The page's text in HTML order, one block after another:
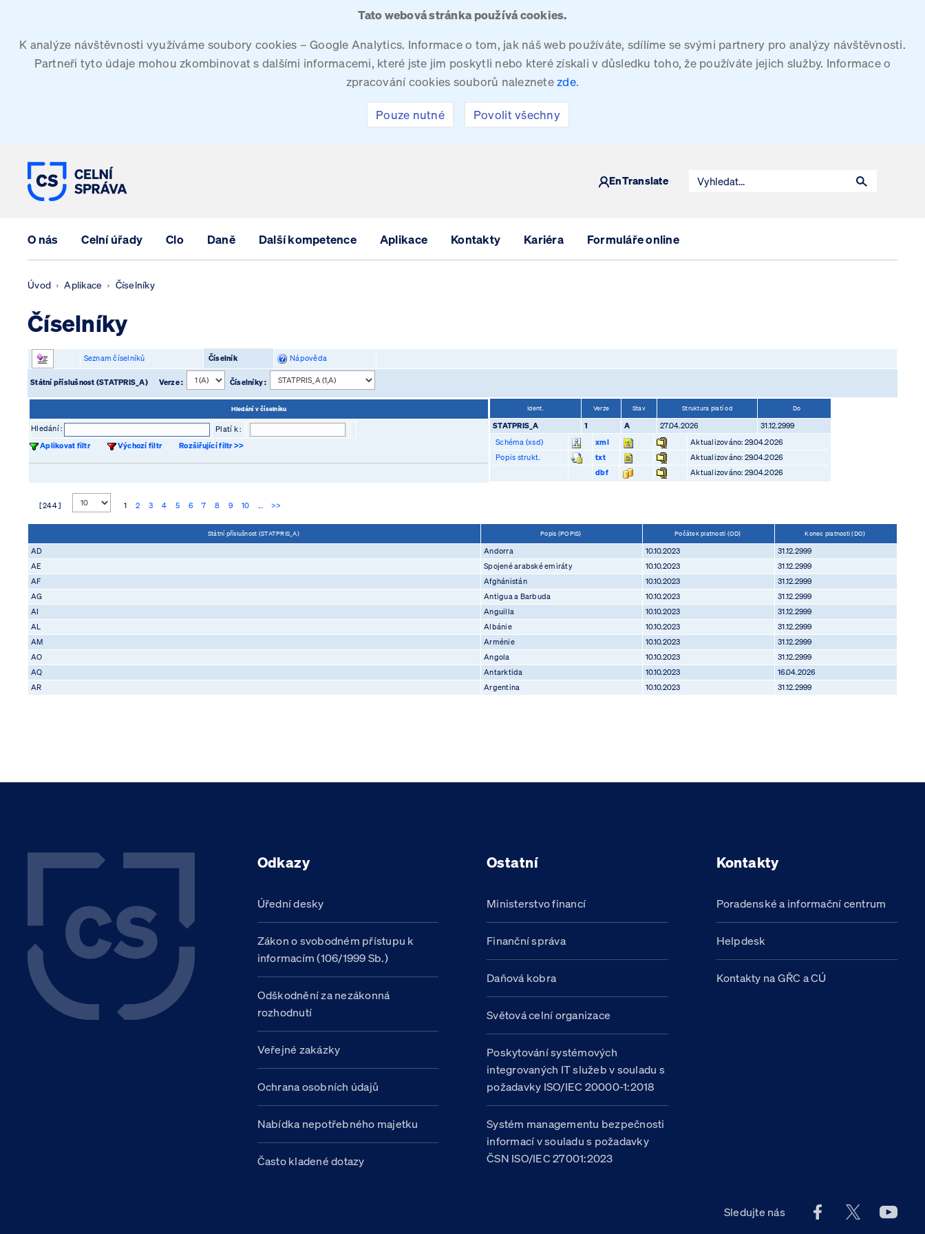
Tato webová stránka používá cookies.
K analýze návštěvnosti využíváme soubory cookies – Google Analytics. Informace o tom, jak náš web používáte, sdílíme se svými partnery pro analýzy návštěvnosti.
Partneři tyto údaje mohou zkombinovat s dalšími informacemi, které jste jim poskytli nebo které získali v důsledku toho, že používáte jejich služby. Informace o
zpracování cookies souborů naleznetezde.
Pouze nutné Povolit všechny
EnTranslate
O nás Celní úřady Clo Daně Další kompetence Aplikace Kontakty Kariéra Formuláře online
Úvod Aplikace Číselníky
Číselníky
Seznam číselníků Číselník Nápověda
Státní příslušnost (STATPRIS_A) Verze : Číselníky :
Hledání v číselníku
Hledání :
Platí k :
Aplikovat filtr
Výchozí filtr Rozšiřující filtr >>
Ident. Verze Stav Struktura platí od Do
STATPRIS_A 1 A 27.04.2026
31.12.2999
Schéma (xsd)
xml
Aktualizováno: 29.04.2026
Popis strukt.
txt
Aktualizováno: 29.04.2026
dbf
Aktualizováno: 29.04.2026
[ 244 ] 1 2 3 4 5 6 7 8 9 10 ... >>
Státní příslušnost (STATPRIS_A) Popis (POPIS) Počátek platnosti (OD) Konec platnosti (DO)
AD Andorra 10.10.2023
31.12.2999
AE
Spojené arabské emiráty 10.10.2023
31.12.2999
AF
Afghánistán 10.10.2023
31.12.2999
AG
Antigua a Barbuda 10.10.2023
31.12.2999
AI
Anguilla 10.10.2023
31.12.2999
AL
Albánie 10.10.2023
31.12.2999
AM
Arménie 10.10.2023
31.12.2999
AO
Angola 10.10.2023
31.12.2999
AQ
Antarktida 10.10.2023
16.04.2026
AR
Argentina 10.10.2023 31.12.2999
Odkazy
Úřední desky
Zákon o svobodném přístupu k
informacím (106/1999 Sb.)
Odškodnění za nezákonná
rozhodnutí
Veřejné zakázky
Ochrana osobních údajů
Nabídka nepotřebného majetku
Často kladené dotazy
Ostatní
Ministerstvo financí
Finanční správa
Daňová kobra
Světová celní organizace
Poskytování systémových
integrovaných IT služeb v souladu s
požadavky ISO/IEC 20000-1:2018
Systém managementu bezpečnosti
informací v souladu s požadavky
ČSN ISO/IEC 27001:2023
Kontakty
Poradenské a informační centrum
Helpdesk
Kontakty na GŘC a CÚ
Sledujte nás Facebook účet
X účet